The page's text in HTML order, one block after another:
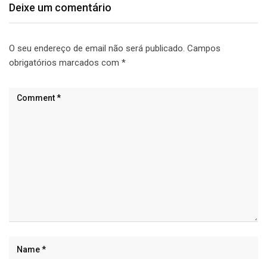
Deixe um comentário
O seu endereço de email não será publicado. Campos
obrigatórios marcados com *